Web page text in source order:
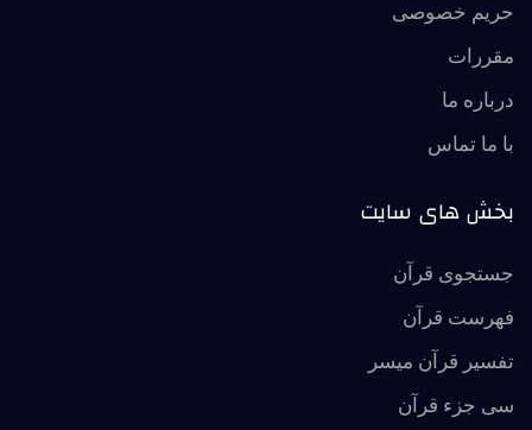
حریم خصوصی
مقررات
درباره ما
با ما تماس
بخش های سایت
جستجوی قرآن
فهرست قرآن
تفسير قرآن ميسر
سی جزء قرآن